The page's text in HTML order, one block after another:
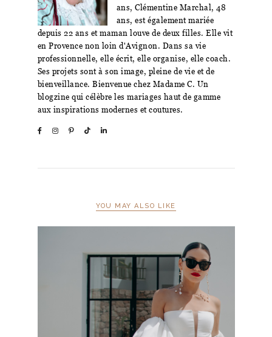
ans, Clémentine Marchal, 48
ans, est également mariée
depuis 22 ans et maman louve de deux filles. Elle vit
en Provence non loin d'Avignon. Dans sa vie
professionnelle, elle écrit, elle organise, elle coach.
Ses projets sont à son image, pleine de vie et de
bienveillance. Bienvenue chez Madame C. Un
blogzine qui célèbre les mariages haut de gamme
aux inspirations modernes et coutures.
YOU MAY ALSO LIKE